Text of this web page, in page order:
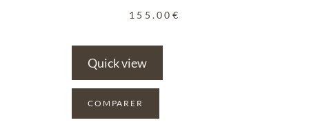
155.00 €
Quick view
COMPARER